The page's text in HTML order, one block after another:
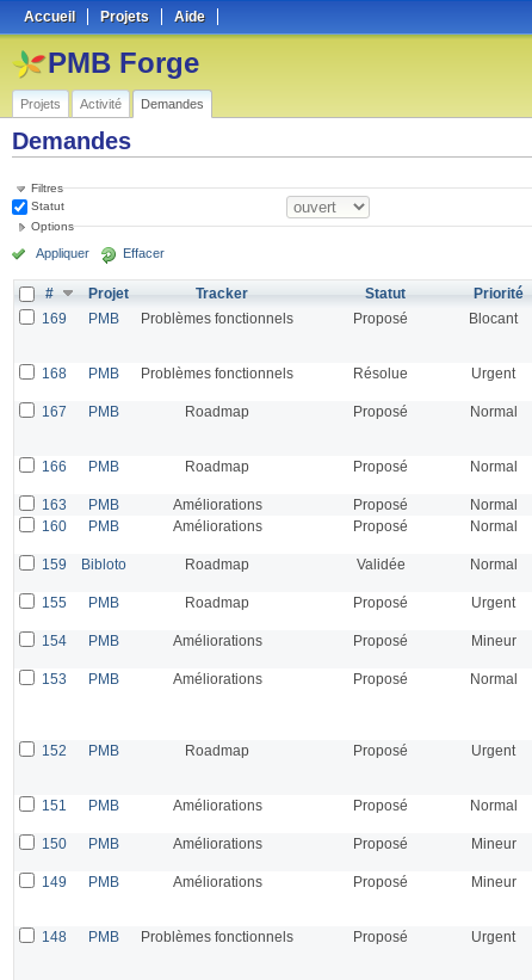
Accueil Projets Aide
PMB Forge
Projets Activité Demandes
Demandes
Filtres
Statut
Options
Appliquer Effacer
# Projet Tracker Statut Priorité
169
PMB Problèmes fonctionnels Proposé Blocant
168 PMB Problèmes fonctionnels Résolue Urgent
167 PMB Roadmap Proposé Normal
166 PMB Roadmap Proposé Normal
163 PMB Améliorations Proposé Normal
160
PMB Améliorations Proposé Normal
159 Bibloto Roadmap Validée Normal
155 PMB Roadmap Proposé Urgent
154 PMB Améliorations Proposé Mineur
153 PMB Améliorations Proposé Normal
152 PMB Roadmap Proposé Urgent
151 PMB Améliorations Proposé Normal
150 PMB Améliorations Proposé Mineur
149 PMB Améliorations Proposé Mineur
148 PMB Problèmes fonctionnels Proposé Urgent